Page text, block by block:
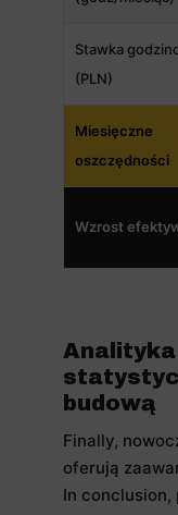
Stawka
(PLN)
Miesięczne
oszczędności
Wzrost
budową
Finally,
oferują
In conclusion,